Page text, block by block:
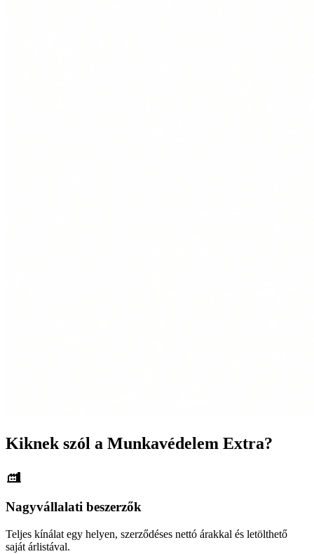
Kiknek szól a Munkavédelem Extra?
Nagyvállalati beszerzők
Teljes kínálat egy helyen, szerződéses nettó árakkal és letölthető
saját árlistával.